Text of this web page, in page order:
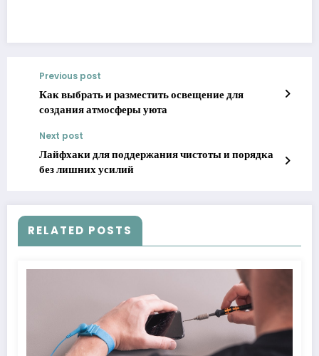
Previous post
Как выбрать и разместить освещение для
создания атмосферы уюта
Next post
Лайфхаки для поддержания чистоты и порядка
без лишних усилий
RELATED POSTS